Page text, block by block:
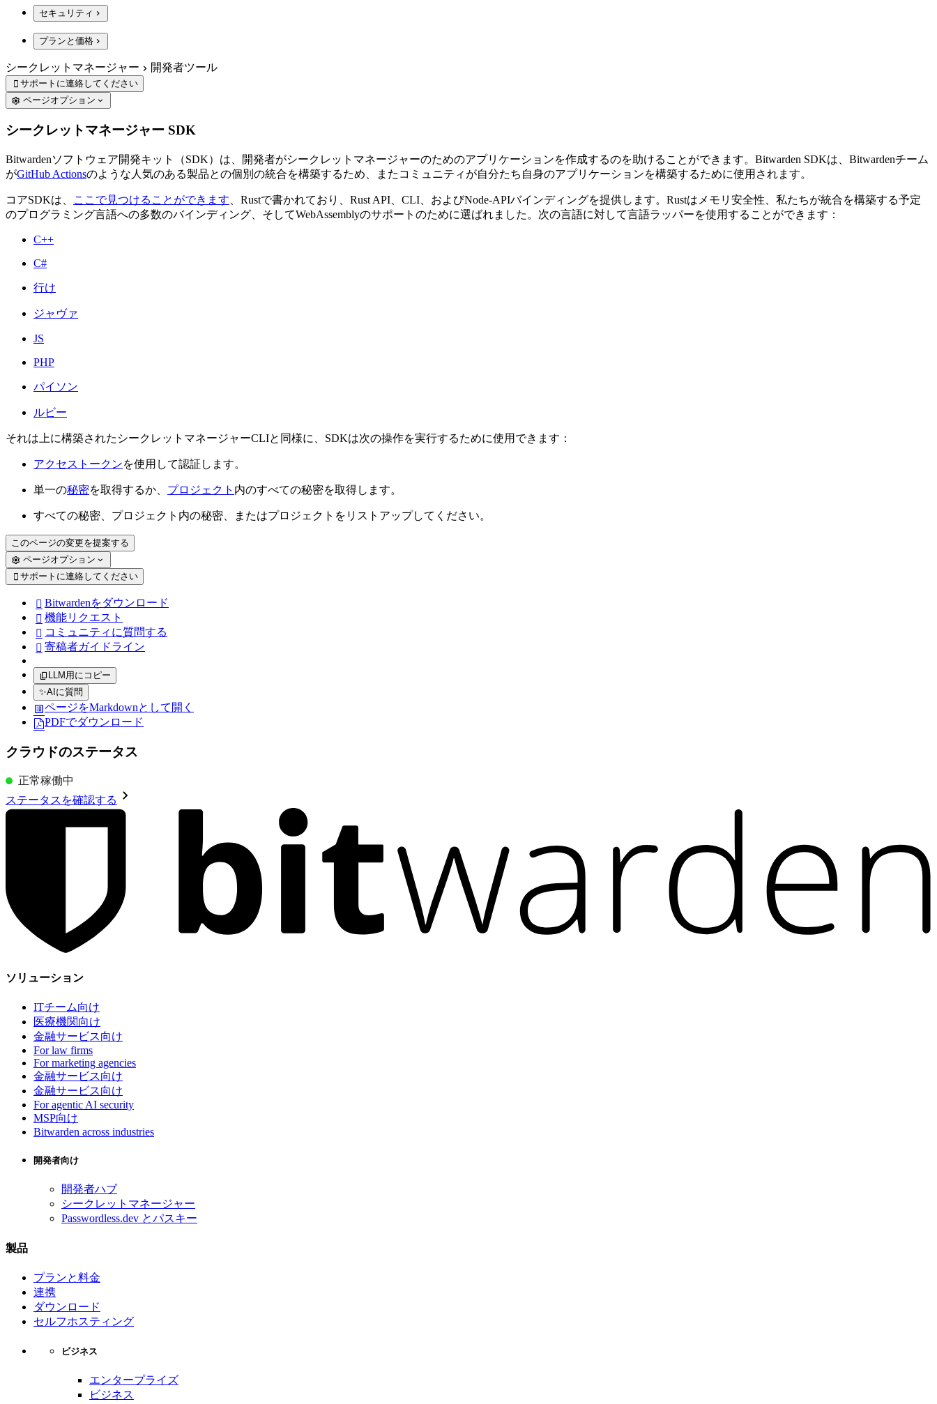
セキュリティ
プランと価格
シークレットマネージャー 開発者ツール
 サポートに連絡してください
ページオプション
シークレットマネージャー SDK
Bitwardenソフトウェア開発キット（SDK）は、開発者がシークレットマネージャーのためのアプリケーションを作成するのを助けることができます。Bitwarden SDKは、Bitwardenチーム
がGitHub Actionsのような人気のある製品との個別の統合を構築するため、またコミュニティが自分たち自身のアプリケーションを構築するために使用されます。
コアSDKは、 ここで見つけることができます 、Rustで書かれており、Rust API、CLI、およびNode-APIバインディングを提供します。Rustはメモリ安全性、私たちが統合を構築する予定
のプログラミング言語への多数のバインディング、そしてWebAssemblyのサポートのために選ばれました。次の言語に対して言語ラッパーを使用することができます：
C++
C#
行け
ジャヴァ
JS
PHP
パイソン
ルビー
それは上に構築されたシークレットマネージャーCLIと同様に、SDKは次の操作を実行するために使用できます：
アクセストークンを使用して認証します。
単一の秘密を取得するか、 プロジェクト 内のすべての秘密を取得します。
すべての秘密、プロジェクト内の秘密、またはプロジェクトをリストアップしてください。
このページの変更を提案する
ページオプション
 サポートに連絡してください
 Bitwardenをダウンロード
 機能リクエスト
 コミュニティに質問する
 寄稿者ガイドライン
LLM用にコピー
✨AIに質問
ページをMarkdownとして開く
PDFでダウンロード
クラウドのステータス
正常稼働中
ステータスを確認する
ソリューション
ITチーム向け
医療機関向け
金融サービス向け
For law firms
For marketing agencies
金融サービス向け
金融サービス向け
For agentic AI security
MSP向け
Bitwarden across industries
開発者向け
開発者ハブ
シークレットマネージャー
Passwordless.dev とパスキー
製品
プランと料金
連携
ダウンロード
セルフホスティング
ビジネス
エンタープライズ
ビジネス